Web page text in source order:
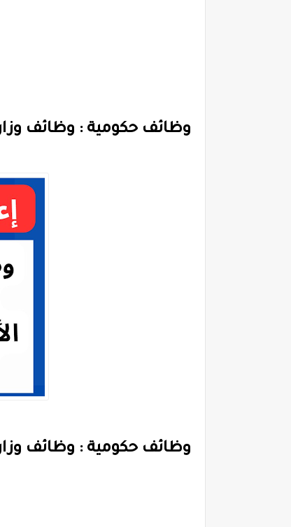
وظائف حكومية : وظائف
وظائف حكومية : وظائف